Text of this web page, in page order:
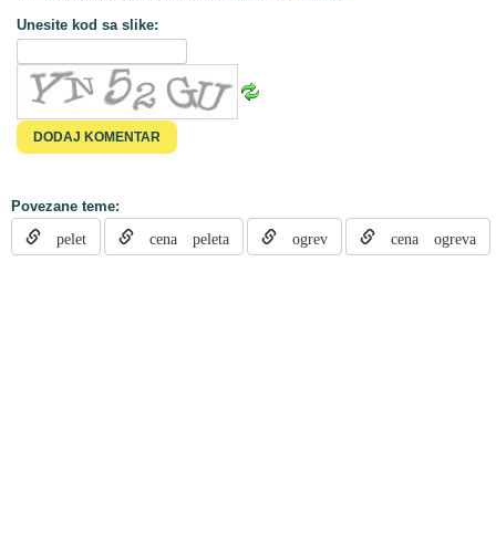
Unesite kod sa slike:
Povezane teme:
pelet cena peleta ogrev cena ogreva